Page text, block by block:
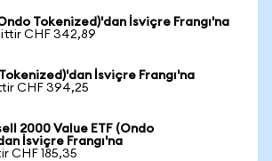
Tokenized)'dan İsviçre Frangı'na
CHF 342,89
İsviçre Frangı'na
CHF 394,25
2000 Value ETF (Ondo
İsviçre Frangı'na
CHF 185,35